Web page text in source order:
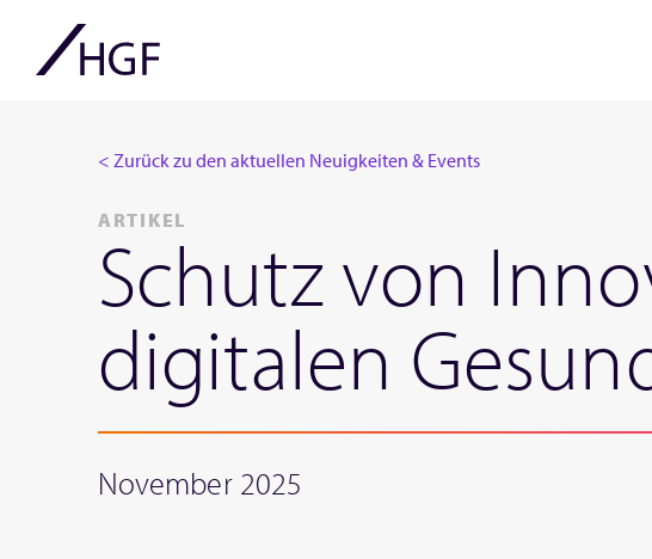
< Zurück zu den aktuellen Neuigkeiten & Events
ARTIKEL
Schutz von
digitalen
November 2025